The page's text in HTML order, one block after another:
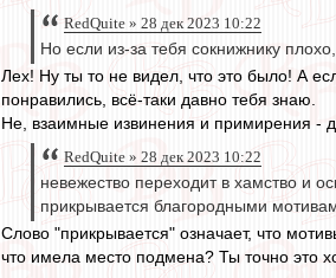
RedQuite » 28 дек 2023 10:22
Но если из-за тебя сокнижнику
Лех! Ну ты то не видел, что это было! А
понравились, всё-таки давно тебя знаю.
Не, взаимные извинения и примирения -
RedQuite » 28 дек 2023 10:22
невежество переходит в хамство и
прикрывается благородными
Слово "прикрывается" означает, что
что имела место подмена? Ты точно это